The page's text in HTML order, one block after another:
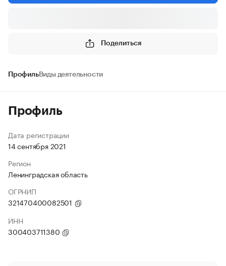
Поделиться
ПрофильВиды деятельности
Профиль
Дата регистрации
14 сентября 2021
Регион
Ленинградская область
ОГРНИП
321470400082501
ИНН
300403711380